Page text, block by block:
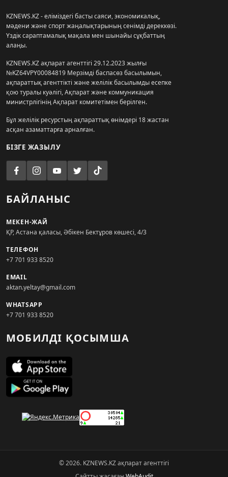
KZNEWS.KZ - еліміздегі басты саяси, экономикалық,
мәдени және спорт жаңалықтарының сенімді дереккөзі.
Үздік сараптамалық мақала мен шынайы сұқбаттың
алаңы.
KZNEWS.KZ ақпарат агенттігі 29.12.2023 жылғы
№KZ64VPY00084819 Мерзімді баспасөз басылымын,
ақпараттық агенттікті және желілік басылымды есепке
қою туралы куәлігі, Ақпарат және коммуникация
министрлігінің Ақпарат комитетімен берілген.
Бұл желілік ресурстың ақпараттық өнімдері 18 жастан
асқан азаматтарға арналған.
БІЗГЕ ЖАЗЫЛУ
БАЙЛАНЫС
МЕКЕН-ЖАЙ
ҚР, Астана қаласы, Әбікен Бектұров көшесі, 4/3
ТЕЛЕФОН
+7 701 933 8520
EMAIL
aktan.yeltay@gmail.com
WHATSAPP
+7 701 933 8520
МОБИЛДІ ҚОСЫМША
© 2026. KZNEWS.KZ ақпарат агенттігі